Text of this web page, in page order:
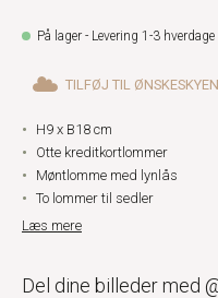
På lager - Levering 1-3 hverdage
TILFØJ TIL ØNSKESKYEN
H9 x B18 cm
Otte kreditkortlommer
Møntlomme med lynlås
To lommer til sedler
Læs mere
Del dine billeder med